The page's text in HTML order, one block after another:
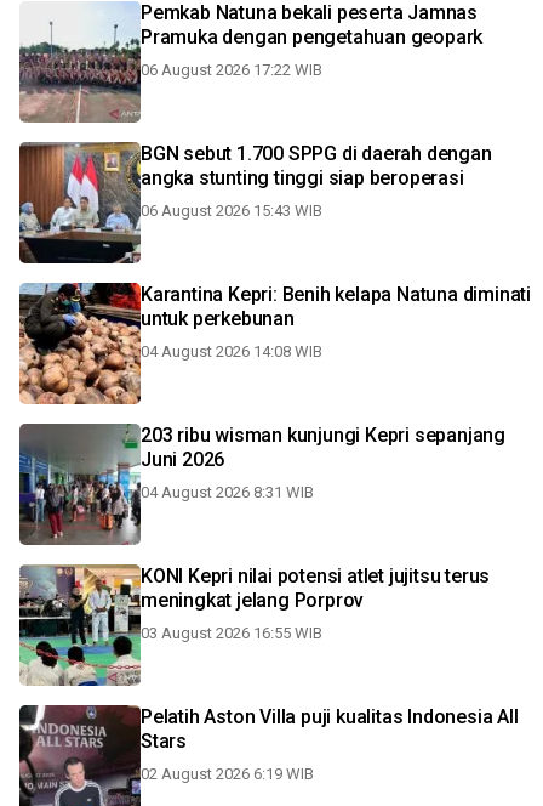
Pemkab Natuna bekali peserta Jamnas
Pramuka dengan pengetahuan geopark
06 August 2026 17:22 WIB
BGN sebut 1.700 SPPG di daerah dengan
angka stunting tinggi siap beroperasi
06 August 2026 15:43 WIB
Karantina Kepri: Benih kelapa Natuna diminati
untuk perkebunan
04 August 2026 14:08 WIB
203 ribu wisman kunjungi Kepri sepanjang
Juni 2026
04 August 2026 8:31 WIB
KONI Kepri nilai potensi atlet jujitsu terus
meningkat jelang Porprov
03 August 2026 16:55 WIB
Pelatih Aston Villa puji kualitas Indonesia All
Stars
02 August 2026 6:19 WIB